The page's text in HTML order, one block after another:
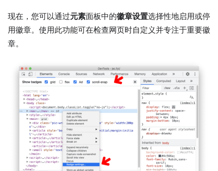
现在，您可以通过元素面板中的徽章设置选择性地启用或停
用徽章。使用此功能可在检查网页时自定义并专注于重要徽
章。